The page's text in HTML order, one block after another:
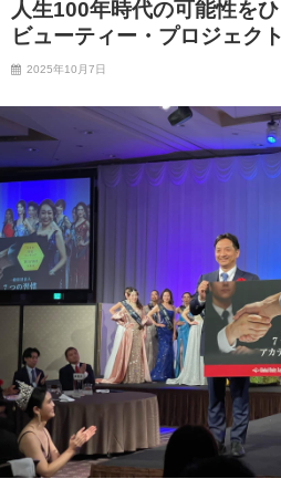
人生100年時代の可能性を
ビューティー・プロジェク
2025年10月7日